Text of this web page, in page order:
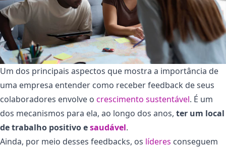
Um dos principais aspectos que mostra a importância de
uma empresa entender como receber feedback de seus
colaboradores envolve o crescimento sustentável. É um
dos mecanismos para ela, ao longo dos anos, ter um local
de trabalho positivo esaudável.
Ainda, por meio desses feedbacks, os líderes conseguem